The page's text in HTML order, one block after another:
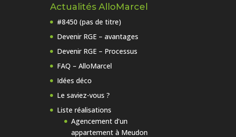
Actualités AlloMarcel
#8450 (pas de titre)
Devenir RGE – avantages
Devenir RGE – Processus
FAQ – AlloMarcel
Idées déco
Le saviez-vous ?
Liste réalisations
Agencement d’un
appartement à Meudon